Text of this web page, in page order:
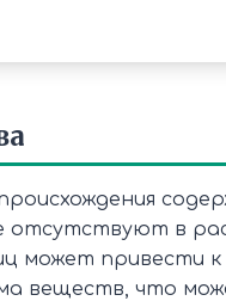
отсутствуют в
может привести
веществ, что